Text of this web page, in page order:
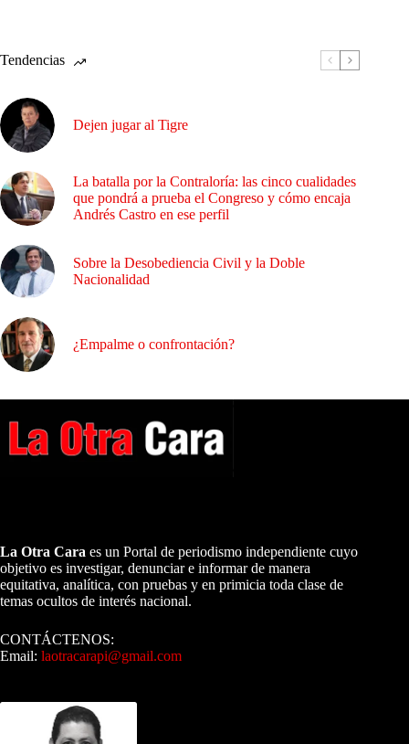
Tendencias
Dejen jugar al Tigre
La batalla por la Contraloría: las cinco cualidades
que pondrá a prueba el Congreso y cómo encaja
Andrés Castro en ese perfil
Sobre la Desobediencia Civil y la Doble
Nacionalidad
¿Empalme o confrontación?
La Otra Cara es un Portal de periodismo independiente cuyo
objetivo es investigar, denunciar e informar de manera
equitativa, analítica, con pruebas y en primicia toda clase de
temas ocultos de interés nacional.
CONTÁCTENOS:
Email: laotracarapi@gmail.com